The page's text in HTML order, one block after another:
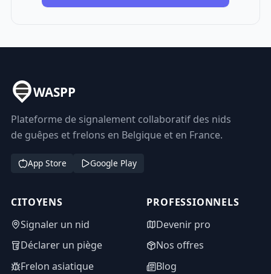
WASPP
Plateforme de signalement collaboratif des nids
de guêpes et frelons en Belgique et en France.
App Store Google Play
CITOYENS
Signaler un nid
Déclarer un piège
Frelon asiatique
PROFESSIONNELS
Devenir pro
Nos offres
Blog